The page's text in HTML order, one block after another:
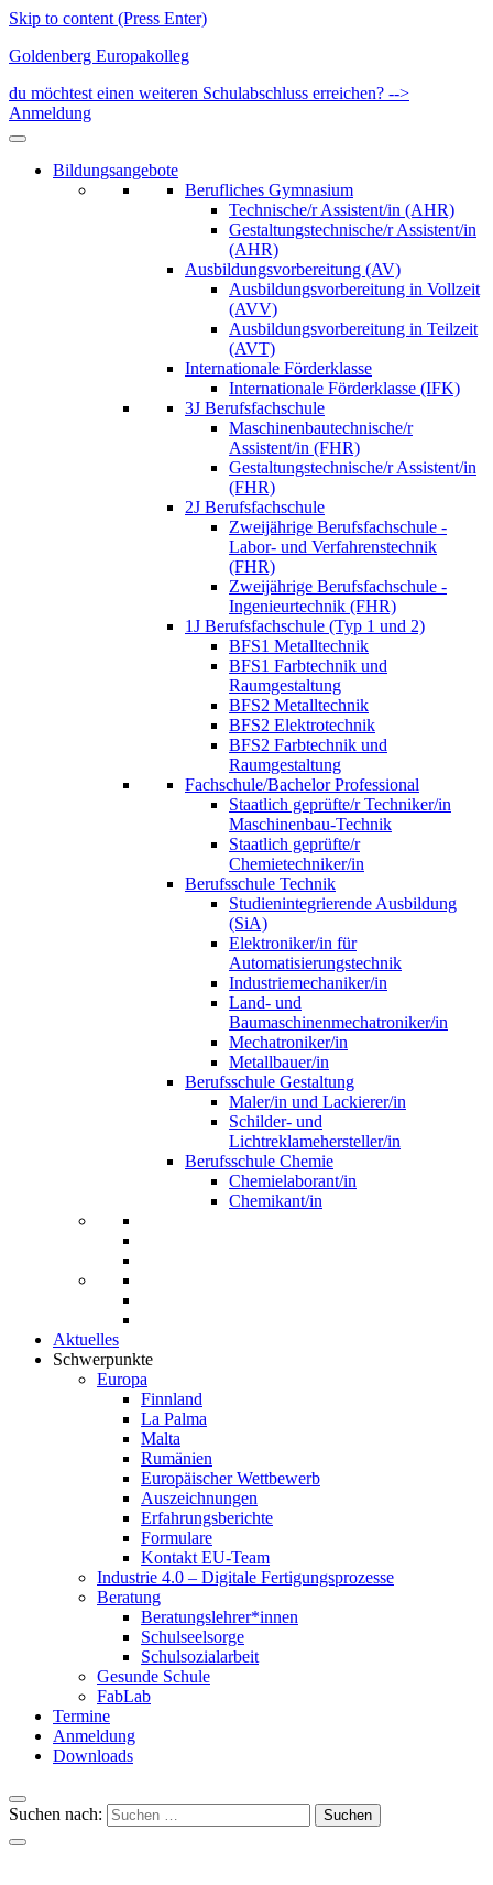
Skip to content (Press Enter)
Goldenberg Europakolleg
du möchtest einen weiteren Schulabschluss erreichen? -->
Anmeldung
Bildungsangebote
Berufliches Gymnasium
Technische/r Assistent/in (AHR)
Gestaltungstechnische/r Assistent/in
(AHR)
Ausbildungsvorbereitung (AV)
Ausbildungsvorbereitung in Vollzeit
(AVV)
Ausbildungsvorbereitung in Teilzeit
(AVT)
Internationale Förderklasse
Internationale Förderklasse (IFK)
3J Berufsfachschule
Maschinenbautechnische/r
Assistent/in (FHR)
Gestaltungstechnische/r Assistent/in
(FHR)
2J Berufsfachschule
Zweijährige Berufsfachschule -
Labor- und Verfahrenstechnik
(FHR)
Zweijährige Berufsfachschule -
Ingenieurtechnik (FHR)
1J Berufsfachschule (Typ 1 und 2)
BFS1 Metalltechnik
BFS1 Farbtechnik und
Raumgestaltung
BFS2 Metalltechnik
BFS2 Elektrotechnik
BFS2 Farbtechnik und
Raumgestaltung
Fachschule/Bachelor Professional
Staatlich geprüfte/r Techniker/in
Maschinenbau-Technik
Staatlich geprüfte/r
Chemietechniker/in
Berufsschule Technik
Studienintegrierende Ausbildung
(SiA)
Elektroniker/in für
Automatisierungstechnik
Industriemechaniker/in
Land- und
Baumaschinenmechatroniker/in
Mechatroniker/in
Metallbauer/in
Berufsschule Gestaltung
Maler/in und Lackierer/in
Schilder- und
Lichtreklamehersteller/in
Berufsschule Chemie
Chemielaborant/in
Chemikant/in
Aktuelles
Schwerpunkte
Europa
Finnland
La Palma
Malta
Rumänien
Europäischer Wettbewerb
Auszeichnungen
Erfahrungsberichte
Formulare
Kontakt EU-Team
Industrie 4.0 – Digitale Fertigungsprozesse
Beratung
Beratungslehrer*innen
Schulseelsorge
Schulsozialarbeit
Gesunde Schule
FabLab
Termine
Anmeldung
Downloads
Suchen nach: